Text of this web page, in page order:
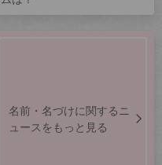
名前・名づけに関するニ
ュースをもっと見る